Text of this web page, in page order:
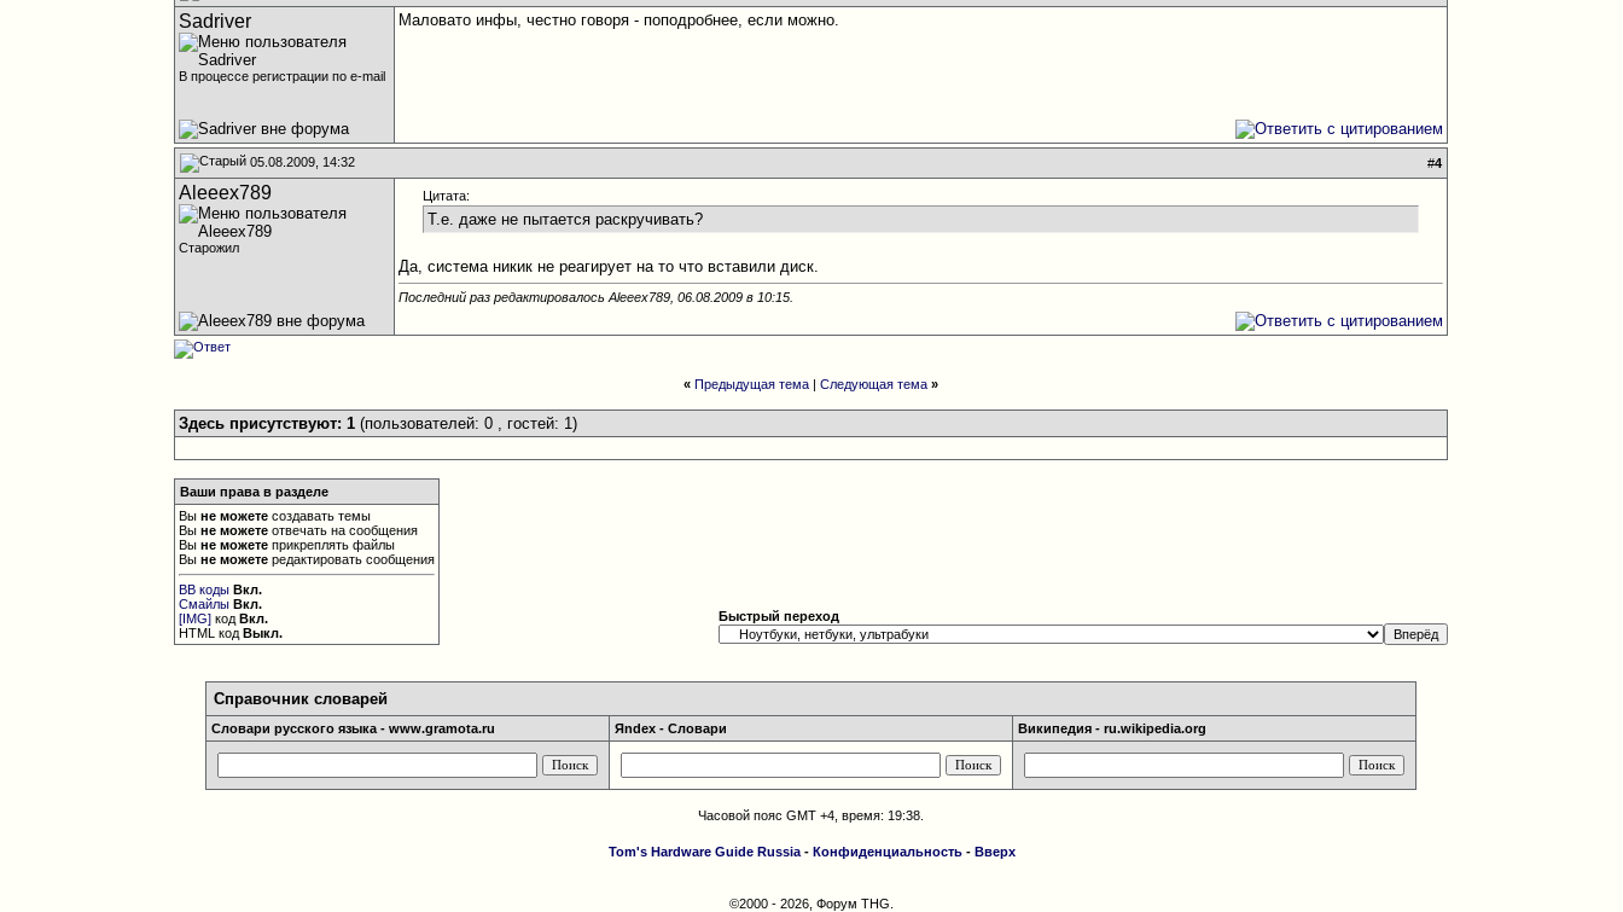
Sadriver
В процессе регистрации по e-mail
Маловато инфы, честно говоря - поподробнее, если можно.
05.08.2009, 14:32 #4
Aleeex789
Старожил
Цитата:
Т.е. даже не пытается раскручивать?
Да, система никик не реагирует на то что вставили диск.
Последний раз редактировалось Aleeex789, 06.08.2009 в 10:15
« Предыдущая тема |Следующая тема »
Здесь присутствуют: 1(пользователей: 0 , гостей: 1)
Ваши права в разделе
Выне можете создавать темы
Выне можете отвечать на сообщения
Выне можете прикреплять файлы
Выне можете редактировать сообщения
BB коды Вкл.
Смайлы Вкл.
[IMG] кодВкл.
HTML кодВыкл.
Быстрый переход
Справочник словарей
Словари русского языка - www.gramota.ru Яndex - Словари Википедия - ru.wikipedia.org
Часовой пояс GMT +4, время: 19:38
Tom's Hardware Guide Russia- Конфиденциальность- Вверх
©2000 - 2026, Форум THG.